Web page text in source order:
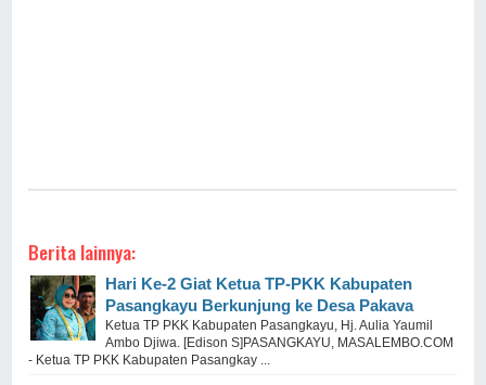
Berita lainnya:
Hari Ke-2 Giat Ketua TP-PKK Kabupaten
Pasangkayu Berkunjung ke Desa Pakava
Ketua TP PKK Kabupaten Pasangkayu, Hj. Aulia Yaumil
Ambo Djiwa. [Edison S]PASANGKAYU, MASALEMBO.COM
- Ketua TP PKK Kabupaten Pasangkay ...